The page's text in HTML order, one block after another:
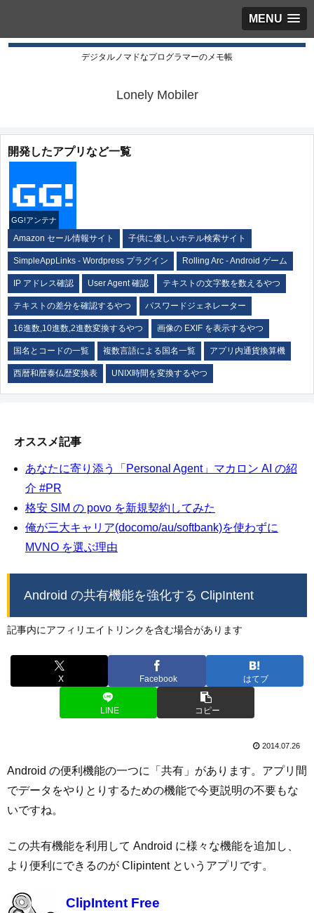
MENU
デジタルノマドなプログラマーのメモ帳
Lonely Mobiler
開発したアプリなど一覧
GG!アンテナ
Amazon セール情報サイト 子供に優しいホテル検索サイト
SimpleAppLinks - Wordpress プラグイン Rolling Arc - Android ゲーム
IP アドレス確認 User Agent 確認 テキストの文字数を数えるやつ
テキストの差分を確認するやつ パスワードジェネレーター
16進数,10進数,2進数変換するやつ 画像の EXIF を表示するやつ
国名とコードの一覧 複数言語による国名一覧 アプリ内通貨換算機
西暦和暦泰仏歴変換表 UNIX時間を変換するやつ
オススメ記事
あなたに寄り添う「Personal Agent」マカロン AI の紹
介 #PR
格安 SIM の povo を新規契約してみた
俺が三大キャリア(docomo/au/softbank)を使わずに
MVNO を選ぶ理由
Android の共有機能を強化する ClipIntent
記事内にアフィリエイトリンクを含む場合があります
X Facebook はてブ
LINE コピー
2014.07.26
Android の便利機能の一つに「共有」があります。アプリ間
でデータをやりとりするための機能で今更説明の不要もな
いですね。
この共有機能を利用して Android に様々な機能を追加し、
より便利にできるのが Clipintent というアプリです。
ClipIntent Free